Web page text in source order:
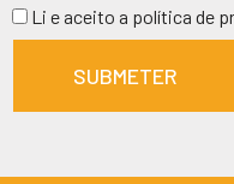
Li e aceito a política de
SUBMETER